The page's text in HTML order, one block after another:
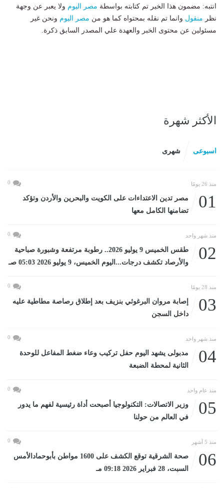
انتبه: مضمون هذا الخبر تم كتابته بواسطة مصر اليوم ولا يعبر عن وجهة
نظر منقول وانما تم نقله بمحتواه كما هو من مصر اليوم ونحن غير
مسئولين عن محتوى الخبر والعهدة علي المصدر السابق ذكرة.
الأكثر شهرة
اسبوعى شهرى
منذ 26 يومًا 0
01
مصر تدين الاعتداءات على الكويت والبحرين والأردن وتؤكد
تضامنها الكامل معها
منذ شهر واحد 0
02
طقس الخميس 9 يوليو 2026.. رطوبة مرتفعة وشبورة صباحية
والأرصاد تكشف درجات...اليوم الخميس، 9 يوليو 2026 05:03 صـ
منذ 28 يومًا 0
03
إصابة مروان البرغوثي بنزيف بعد إطلاق رصاصة مطاطية عليه
داخل السجن
منذ شهر واحد 0
04
مدبولى يشهد اليوم حفل تركيب وعاء ضغط المفاعل للوحدة
الثانية لمحطة الضبعة
منذ عام واحد 0
05
وزير الاتصالات: التكنولوجيا أصبحت أداة رئيسية لفهم ما يدور
في العالم من حولنا
منذ 5 أشهر 0
06
صحة الشرقية توقع الكشف على 1600 مواطن بأبوحمادالأمس
السبت، 28 فبراير 2026 09:18 مـ